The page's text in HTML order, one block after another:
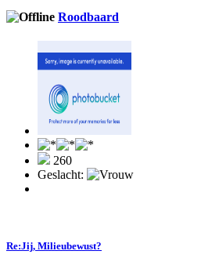
Roodbaard
260
Geslacht:
Re:Jij, Milieubewust?